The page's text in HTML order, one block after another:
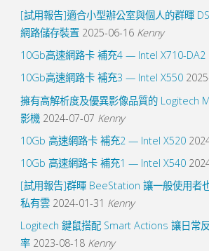
[試用報告]適合小型辦公室與個人的群暉
網路儲存裝置 2025-06-16 Kenny
10Gb高速網路卡 補充4 — Intel X710-DA2
10Gb高速網路卡 補充3 — Intel X550
擁有高解析度及優異影像品質的 Logitech
影機 2024-07-07 Kenny
10Gb 高速網路卡 補充2 — Intel X520
10Gb 高速網路卡 補充1 — Intel X540
[試用報告]群暉 BeeStation 讓一般使用者
私有雲 2024-01-31 Kenny
Logitech 鍵鼠搭配 Smart Actions 讓日常
率 2023-08-18 Kenny